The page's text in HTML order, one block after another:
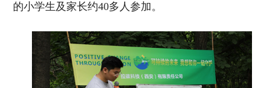
的小学生及家长约40多人参加。